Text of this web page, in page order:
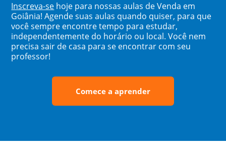
Inscreva-se hoje para nossas aulas de Venda em
Goiânia! Agende suas aulas quando quiser, para que
você sempre encontre tempo para estudar,
independentemente do horário ou local. Você nem
precisa sair de casa para se encontrar com seu
professor!
Comece a aprender